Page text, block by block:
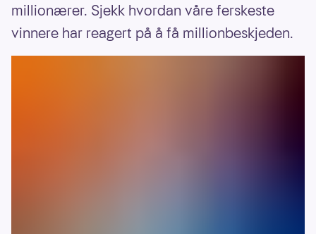
millionærer. Sjekk hvordan våre ferskeste
vinnere har reagert på å få millionbeskjeden.